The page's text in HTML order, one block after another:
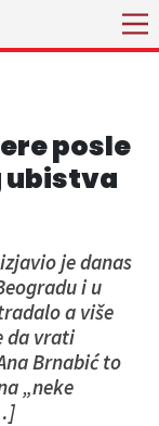
posle
ubistva
je danas
i u
a više
da vrati
Brnabić to
„neke